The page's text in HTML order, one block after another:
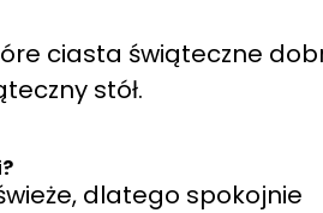
ciasta świąteczne
stół.
dlatego spokojnie